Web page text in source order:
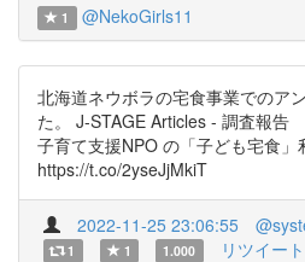
1 @NekoGirls11
北海道ネウボラの宅食事業でのア
た。 J-STAGE Articles - 調査報
子育て支援NPO の「子ども宅食
https://t.co/2yseJjMkiT
2022-11-25 23:06:55
1 1 1.000 リツイー